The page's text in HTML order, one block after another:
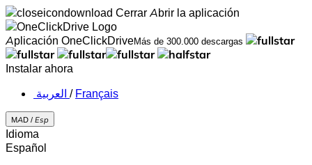
Cerrar Abrir la aplicación
Aplicación OneClickDriveMás de 300.000 descargas
Instalar ahora
‏العربية ‏ / Français
MAD / Esp
Idioma
Español